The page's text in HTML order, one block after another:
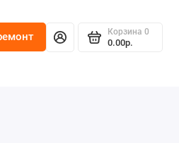
Корзина 0
0.00р.